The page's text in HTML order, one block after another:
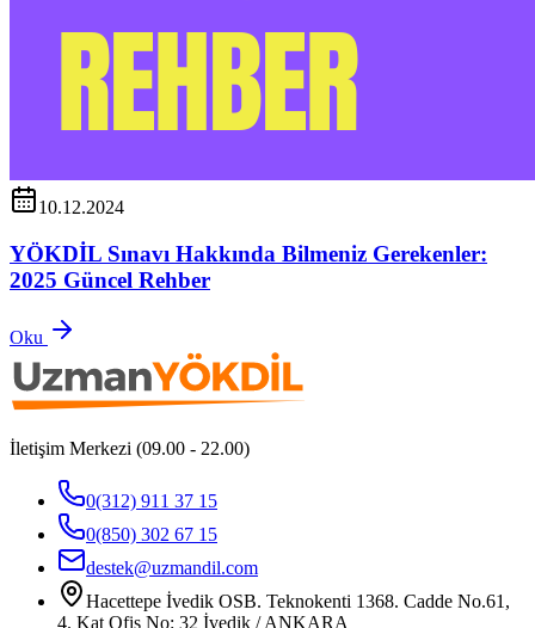
10.12.2024
YÖKDİL Sınavı Hakkında Bilmeniz Gerekenler:
2025 Güncel Rehber
Oku
İletişim Merkezi (09.00 - 22.00)
0(312) 911 37 15
0(850) 302 67 15
destek@uzmandil.com
Hacettepe İvedik OSB. Teknokenti 1368. Cadde No.61,
4. Kat Ofis No: 32 İvedik / ANKARA